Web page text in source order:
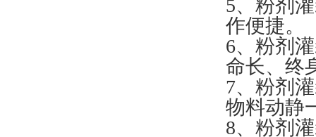
5、粉剂
作便捷。
6、粉剂
命长、终
7、粉剂
物料动静
8、粉剂